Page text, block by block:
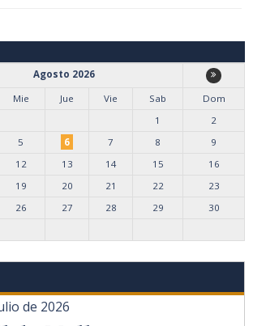
Agosto 2026
Mie Jue Vie Sab
Dom
1
2
5 6 7 8
9
12 13 14 15
16
19 20 21 22
23
26 27 28 29
30
de 2026